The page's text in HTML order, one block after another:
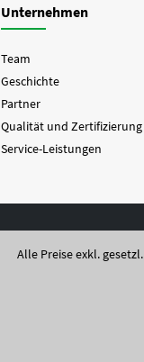
Unternehmen
Team
Geschichte
Partner
Qualität und Zertifizierung
Service-Leistungen
Alle Preise exkl.